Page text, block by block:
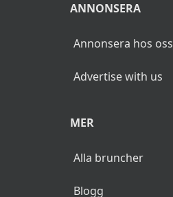
Småvarmt
Janssons frestelse
Köttbullar
Prinskorv
ANNONSERA
Annonsera hos oss
Advertise with us
MER
Alla bruncher
Blogg